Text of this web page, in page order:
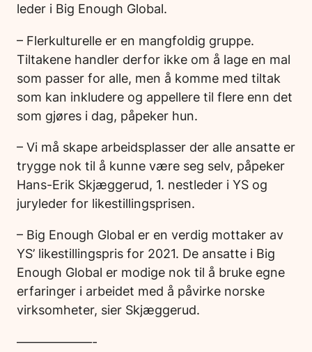
leder i Big Enough Global.
– Flerkulturelle er en mangfoldig gruppe.
Tiltakene handler derfor ikke om å lage en mal
som passer for alle, men å komme med tiltak
som kan inkludere og appellere til flere enn det
som gjøres i dag, påpeker hun.
– Vi må skape arbeidsplasser der alle ansatte er
trygge nok til å kunne være seg selv, påpeker
Hans-Erik Skjæggerud, 1. nestleder i YS og
juryleder for likestillingsprisen.
– Big Enough Global er en verdig mottaker av
YS’ likestillingspris for 2021. De ansatte i Big
Enough Global er modige nok til å bruke egne
erfaringer i arbeidet med å påvirke norske
virksomheter, sier Skjæggerud.
——————-